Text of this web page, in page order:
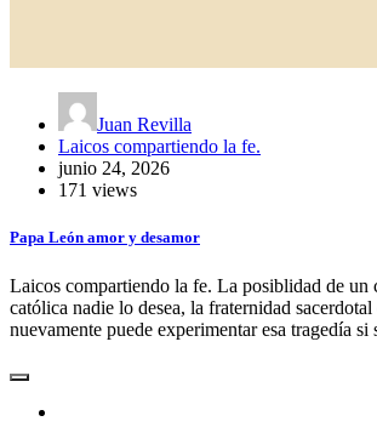
Juan Revilla
Laicos compartiendo la fe.
junio 24, 2026
171 views
Papa León amor y desamor
Laicos compartiendo la fe. La posiblidad de un
católica nadie lo desea, la fraternidad
nuevamente puede experimentar esa tragedía